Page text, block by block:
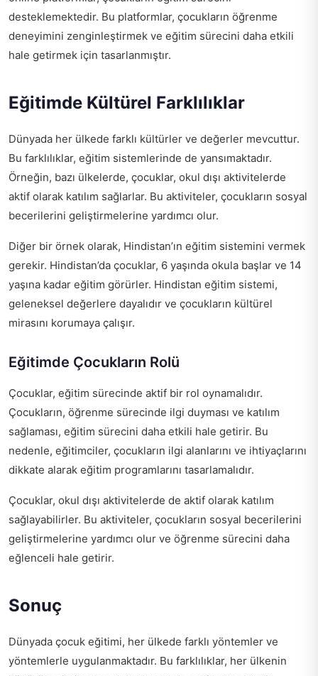
desteklemektedir. Bu platformlar, çocukların öğrenme
deneyimini zenginleştirmek ve eğitim sürecini daha etkili
hale getirmek için tasarlanmıştır.
Eğitimde Kültürel Farklılıklar
Dünyada her ülkede farklı kültürler ve değerler mevcuttur.
Bu farklılıklar, eğitim sistemlerinde de yansımaktadır.
Örneğin, bazı ülkelerde, çocuklar, okul dışı aktivitelerde
aktif olarak katılım sağlarlar. Bu aktiviteler, çocukların sosyal
becerilerini geliştirmelerine yardımcı olur.
Diğer bir örnek olarak, Hindistan’ın eğitim sistemini vermek
gerekir. Hindistan’da çocuklar, 6 yaşında okula başlar ve 14
yaşına kadar eğitim görürler. Hindistan eğitim sistemi,
geleneksel değerlere dayalıdır ve çocukların kültürel
mirasını korumaya çalışır.
Eğitimde Çocukların Rolü
Çocuklar, eğitim sürecinde aktif bir rol oynamalıdır.
Çocukların, öğrenme sürecinde ilgi duyması ve katılım
sağlaması, eğitim sürecini daha etkili hale getirir. Bu
nedenle, eğitimciler, çocukların ilgi alanlarını ve ihtiyaçlarını
dikkate alarak eğitim programlarını tasarlamalıdır.
Çocuklar, okul dışı aktivitelerde de aktif olarak katılım
sağlayabilirler. Bu aktiviteler, çocukların sosyal becerilerini
geliştirmelerine yardımcı olur ve öğrenme sürecini daha
eğlenceli hale getirir.
Sonuç
Dünyada çocuk eğitimi, her ülkede farklı yöntemler ve
yöntemlerle uygulanmaktadır. Bu farklılıklar, her ülkenin